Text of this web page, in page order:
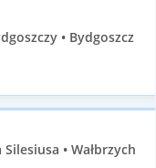
• Bydgoszcz
• Wałbrzych